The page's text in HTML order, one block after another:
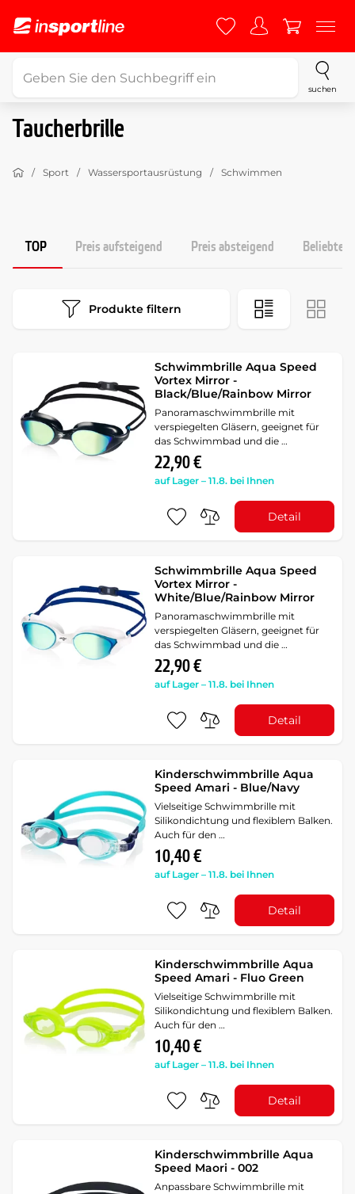
suchen
Taucherbrille
Sport Wassersportausrüstung Schwimmen
TOP Preis aufsteigend Preis absteigend
Produkte filtern
Schwimmbrille Aqua Speed
Vortex Mirror -
Black/Blue/Rainbow Mirror
Panoramaschwimmbrille mit
verspiegelten Gläsern, geeignet für
das Schwimmbad und die …
22,90 €
auf Lager – 11.8. bei Ihnen
Detail
Schwimmbrille Aqua Speed
Vortex Mirror -
White/Blue/Rainbow Mirror
Panoramaschwimmbrille mit
verspiegelten Gläsern, geeignet für
das Schwimmbad und die …
22,90 €
auf Lager – 11.8. bei Ihnen
Detail
Kinderschwimmbrille Aqua
Speed Amari - Blue/Navy
Vielseitige Schwimmbrille mit
Silikondichtung und flexiblem Balken.
Auch für den …
10,40 €
auf Lager – 11.8. bei Ihnen
Detail
Kinderschwimmbrille Aqua
Speed Amari - Fluo Green
Vielseitige Schwimmbrille mit
Silikondichtung und flexiblem Balken.
Auch für den …
10,40 €
auf Lager – 11.8. bei Ihnen
Detail
Kinderschwimmbrille Aqua
Speed Maori - 002
Anpassbare Schwimmbrille mit